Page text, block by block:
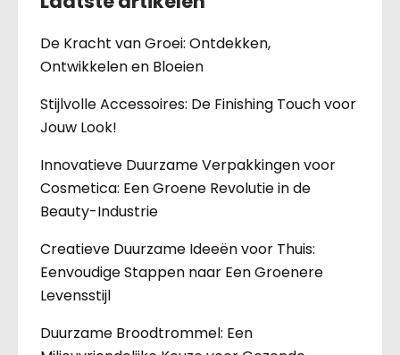
De Kracht van Groei: Ontdekken,
Ontwikkelen en Bloeien
Stijlvolle Accessoires: De Finishing Touch voor
Jouw Look!
Innovatieve Duurzame Verpakkingen voor
Cosmetica: Een Groene Revolutie in de
Beauty-Industrie
Creatieve Duurzame Ideeën voor Thuis:
Eenvoudige Stappen naar Een Groenere
Levensstijl
Duurzame Broodtrommel: Een